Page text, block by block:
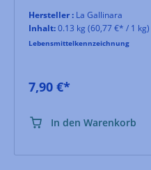
Hersteller : La Gallinara
Inhalt:0.13 kg (60,77 €* / 1 kg)
Lebensmittelkennzeichnung
7,90 €*
In den Warenkorb